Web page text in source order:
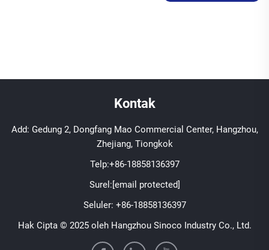
Kontak
Add: Gedung 2, Dongfang Mao Commercial Center, Hangzhou,
Zhejiang, Tiongkok
Telp:+86-18858136397
Surel:[email protected]
Seluler: +86-18858136397
Hak Cipta © 2025 oleh Hangzhou Sinoco Industry Co., Ltd.